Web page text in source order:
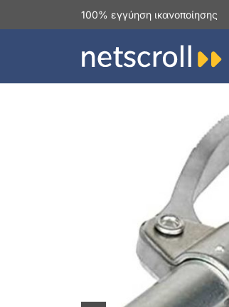
100% εγγύηση ικανοποίησης